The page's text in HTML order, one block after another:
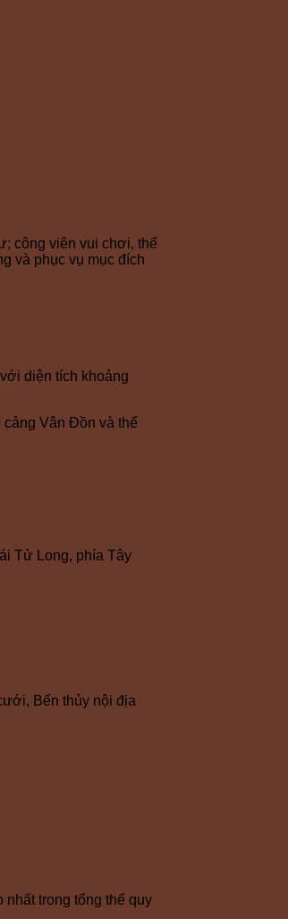
công viên vui chơi, thể
và phục vụ mục đích
diện tích khoảng
Vân Đồn và thể
Tử Long, phía Tây
Bến thủy nội địa
trong tổng thể quy